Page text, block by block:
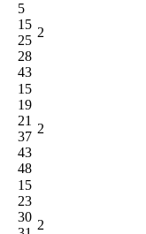
5
15
25
28
43
2
15
19
21
37
43
48
2
15
23
30
2